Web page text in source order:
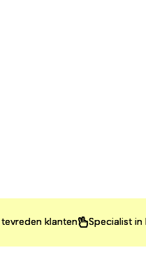
klanten Specialist in luxe
klanten Specialist in luxe
klanten Specialist in luxe